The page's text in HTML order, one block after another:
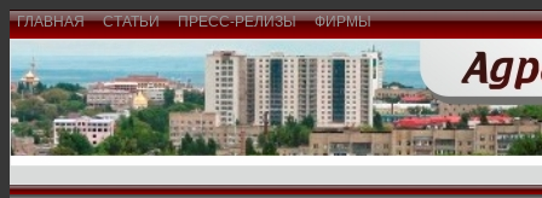
ГЛАВНАЯ СТАТЬИ ПРЕСС-РЕЛИЗЫ ФИРМЫ